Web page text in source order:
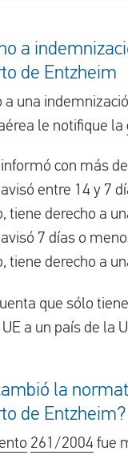
a
de Entzheim
a una
le notifique la
con más
entre 14 y 7
tiene derecho a
7 días o
tiene derecho a
que sólo
a un país de la
la
de Entzheim?
261/2004 fue